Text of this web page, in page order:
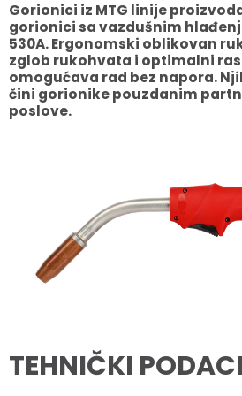
Gorionici iz MTG linije
gorionici sa vazdušnim
530A. Ergonomski oblikovan
zglob rukohvata i optimalni
omogućava rad bez napora.
čini gorionike pouzdanim
poslove.
TEHNIČKI PODACI